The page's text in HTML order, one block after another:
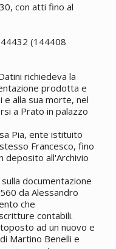
con atti fino al
(144408
richiedeva la
prodotta e
e alla sua morte, nel
a Prato in palazzo
Pia, ente istituito
Francesco, fino
deposito all'Archivio
documentazione
da Alessandro
che
contabili.
ad un nuovo e
Martino Benelli e